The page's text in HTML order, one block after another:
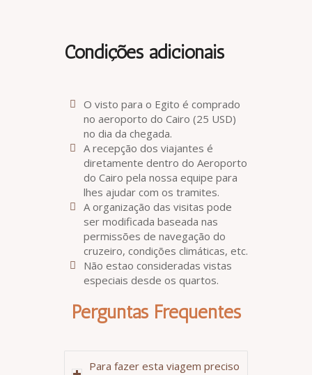
Condições adicionais
O visto para o Egito é comprado
no aeroporto do Cairo (25 USD)
no dia da chegada.
A recepção dos viajantes é
diretamente dentro do Aeroporto
do Cairo pela nossa equipe para
lhes ajudar com os tramites.
A organização das visitas pode
ser modificada baseada nas
permissões de navegação do
cruzeiro, condições climáticas, etc.
Não estao consideradas vistas
especiais desde os quartos.
Perguntas Frequentes
Para fazer esta viagem preciso